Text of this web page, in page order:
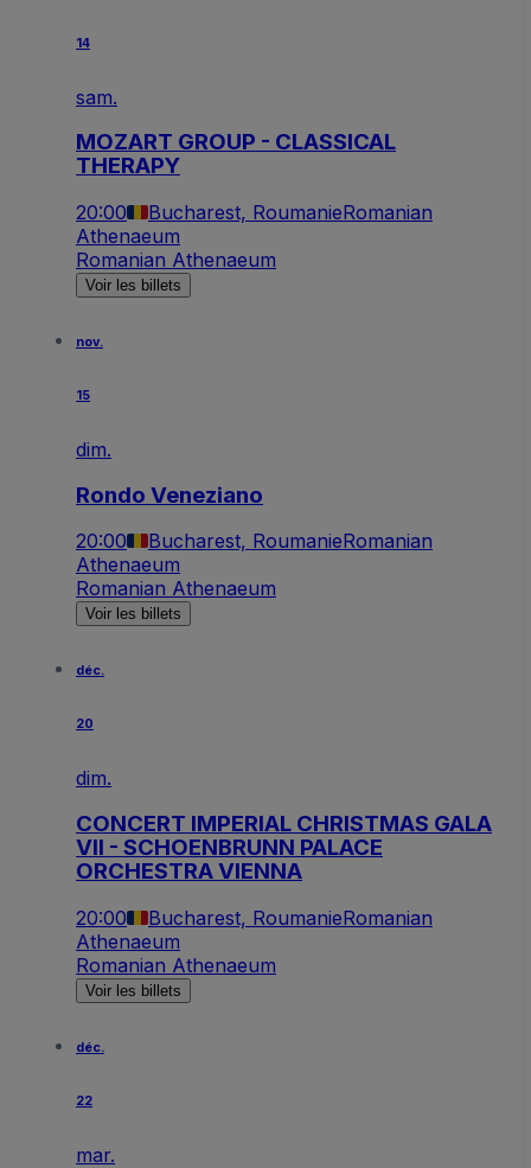
14
sam.
MOZART GROUP - CLASSICAL
THERAPY
20:00 Bucharest, RoumanieRomanian
Athenaeum
Romanian Athenaeum
Voir les billets
nov.
15
dim.
Rondo Veneziano
20:00 Bucharest, RoumanieRomanian
Athenaeum
Romanian Athenaeum
Voir les billets
déc.
20
dim.
CONCERT IMPERIAL CHRISTMAS GALA
VII - SCHOENBRUNN PALACE
ORCHESTRA VIENNA
20:00 Bucharest, RoumanieRomanian
Athenaeum
Romanian Athenaeum
Voir les billets
déc.
22
mar.